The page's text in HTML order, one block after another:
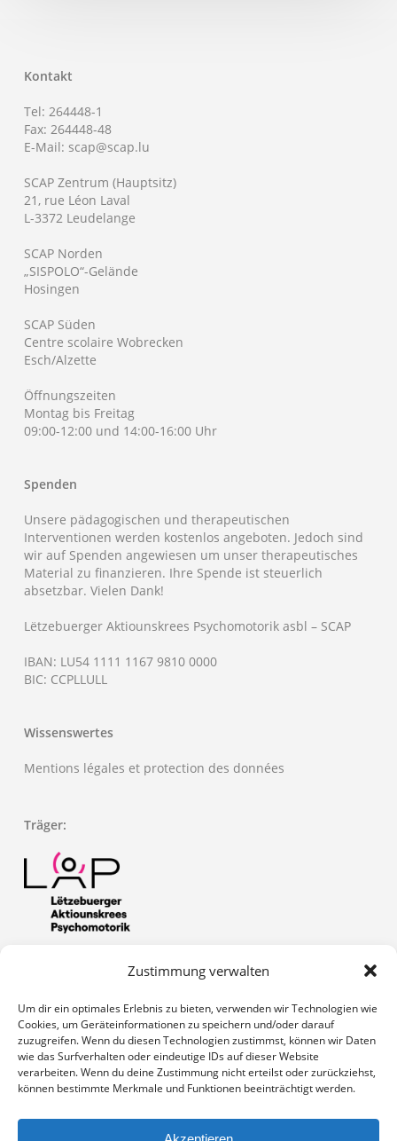
Zustimmung verwalten
Um dir ein optimales Erlebnis zu bieten, verwenden wir Technologien wie
Cookies, um Geräteinformationen zu speichern und/oder darauf
zuzugreifen. Wenn du diesen Technologien zustimmst, können wir Daten
wie das Surfverhalten oder eindeutige IDs auf dieser Website
verarbeiten. Wenn du deine Zustimmung nicht erteilst oder zurückziehst,
können bestimmte Merkmale und Funktionen beeinträchtigt werden.
Kontakt
Tel: 264448-1
Fax: 264448-48
E-Mail: scap@scap.lu
SCAP Zentrum (Hauptsitz)
21, rue Léon Laval
L-3372 Leudelange
SCAP Norden
„SISPOLO“-Gelände
Hosingen
SCAP Süden
Centre scolaire Wobrecken
Esch/Alzette
Öffnungszeiten
Montag bis Freitag
09:00-12:00 und 14:00-16:00 Uhr
Spenden
Unsere pädagogischen und therapeutischen
Interventionen werden kostenlos angeboten. Jedoch sind
wir auf Spenden angewiesen um unser therapeutisches
Material zu finanzieren. Ihre Spende ist steuerlich
absetzbar. Vielen Dank!
Lëtzebuerger Aktiounskrees Psychomotorik asbl – SCAP
IBAN: LU54 1111 1167 9810 0000
BIC: CCPLLULL
Wissenswertes
Mentions légales et protection des données
Träger:
Zuständiges Ministerium: Die Aktivitäten des SCAP sind